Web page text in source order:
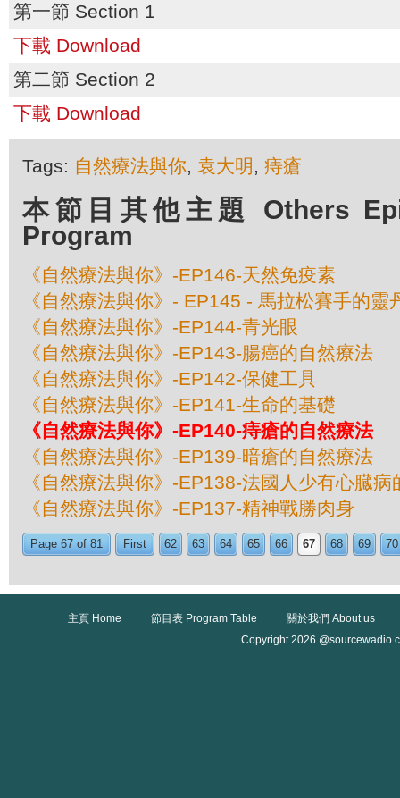
第一節 Section 1
下載 Download
第二節 Section 2
下載 Download
Tags: 自然療法與你, 袁大明 , 痔瘡
本節目其他主題 Others
Program
《自然療法與你》-EP146-天然免疫素
《自然療法與你》- EP145 - 馬拉松賽手的靈
《自然療法與你》-EP144-青光眼
《自然療法與你》-EP143-腸癌的自然療法
《自然療法與你》-EP142-保健工具
《自然療法與你》-EP141-生命的基礎
《自然療法與你》-EP140-痔瘡的自然療法
《自然療法與你》-EP139-暗瘡的自然療法
《自然療法與你》-EP138-法國人少有心臓病
《自然療法與你》-EP137-精神戰勝肉身
Page 67 of 81 First 62 63 64 65 66 67 68 69 70
主頁 Home 節目表 Program Table
關於我們 About us
Copyright 2026